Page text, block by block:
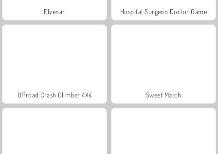
Elvenar Hospital Surgeon Doctor Game
Offroad Crash Climber 4X4 Sweet Match